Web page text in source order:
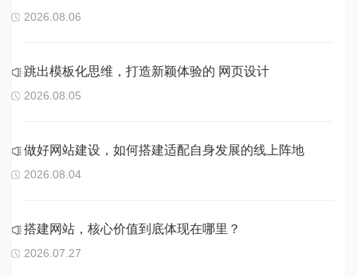
2026.08.06
跳出模板化思维，打造新颖体验的 网页设计
2026.08.05
做好网站建设，如何搭建适配自身发展的线上阵地
2026.08.04
搭建网站，核心价值到底体现在哪里？
2026.07.27